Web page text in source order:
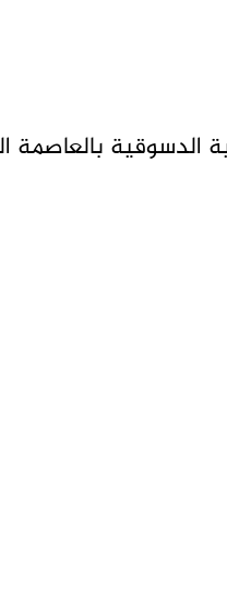
الدسوقية بالعاصمة